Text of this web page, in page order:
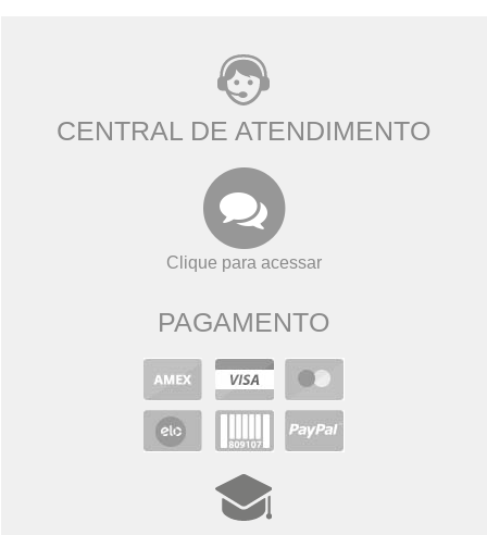
CENTRAL DE ATENDIMENTO
Clique para acessar
PAGAMENTO